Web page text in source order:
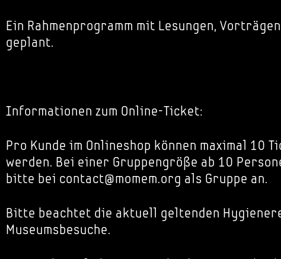
Ein Rahmenprogramm mit Lesungen,
geplant.
Informationen zum Online-Ticket:
Pro Kunde im Onlineshop können maximal 10
werden. Bei einer Gruppengröße ab 10
bitte bei contact@momem.org als Gruppe an.
Bitte beachtet die aktuell geltenden
Museumsbesuche.